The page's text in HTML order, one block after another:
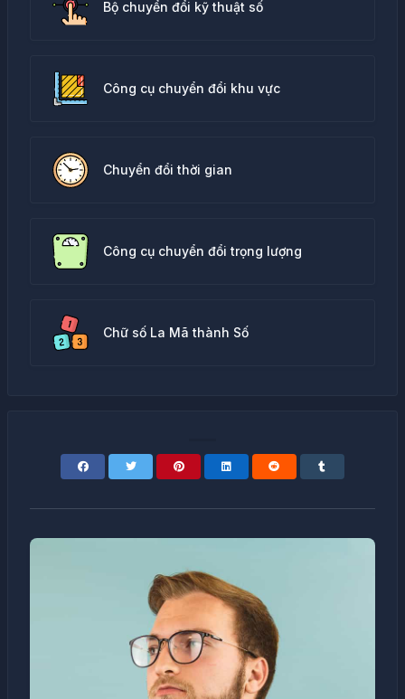
Bộ chuyển đổi kỹ thuật số
Công cụ chuyển đổi khu vực
Chuyển đổi thời gian
Công cụ chuyển đổi trọng lượng
Chữ số La Mã thành Số